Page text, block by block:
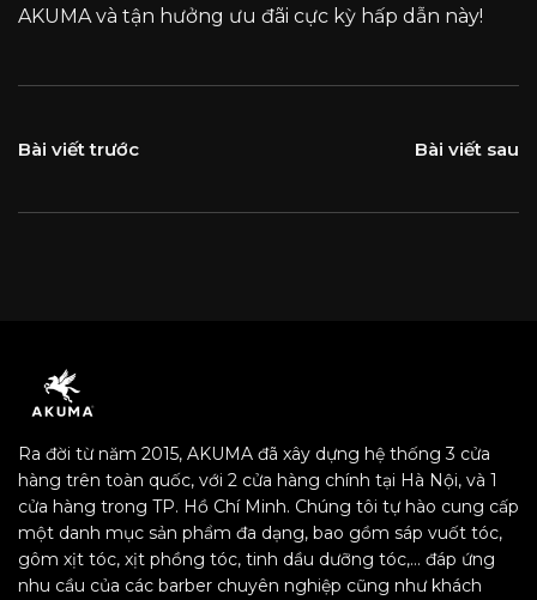
AKUMAvà tận hưởng ưu đãi cực kỳ hấp dẫn này!
Bài viết trước Bài viết sau
Ra đời từ năm 2015, AKUMA đã xây dựng hệ thống 3 cửa
hàng trên toàn quốc, với 2 cửa hàng chính tại Hà Nội, và 1
cửa hàng trong TP. Hồ Chí Minh. Chúng tôi tự hào cung cấp
một danh mục sản phẩm đa dạng, bao gồm sáp vuốt tóc,
gôm xịt tóc, xịt phồng tóc, tinh dầu dưỡng tóc,… đáp ứng
nhu cầu của các barber chuyên nghiệp cũng như khách